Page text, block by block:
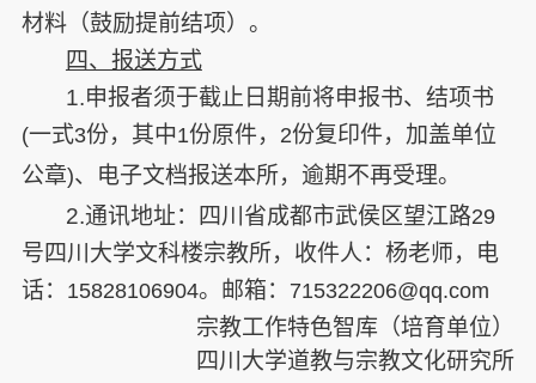
材料（鼓励提前结项）。
四、报送方式
1.申报者须于截止日期前将申报书、结项书
(一式3份，其中1份原件， 2份复印件，加盖单位
公章)、电子文档报送本所，逾期不再受理。
2.通讯地址：四川省成都市武侯区望江路29
号四川大学文科楼宗教所，收件人：杨老师，电
话： 15828106904。邮箱： 715322206@qq.com
宗教工作特色智库（培育单位）
四川大学道教与宗教文化研究所